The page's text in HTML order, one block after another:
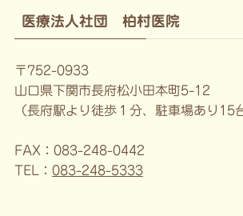
医療法人社団 柏村医院
〒752-0933
山口県下関市長府松小田本町5-12
（長府駅より徒歩１分、駐車場あり15
FAX：083-248-0442
TEL： 083-248-5333